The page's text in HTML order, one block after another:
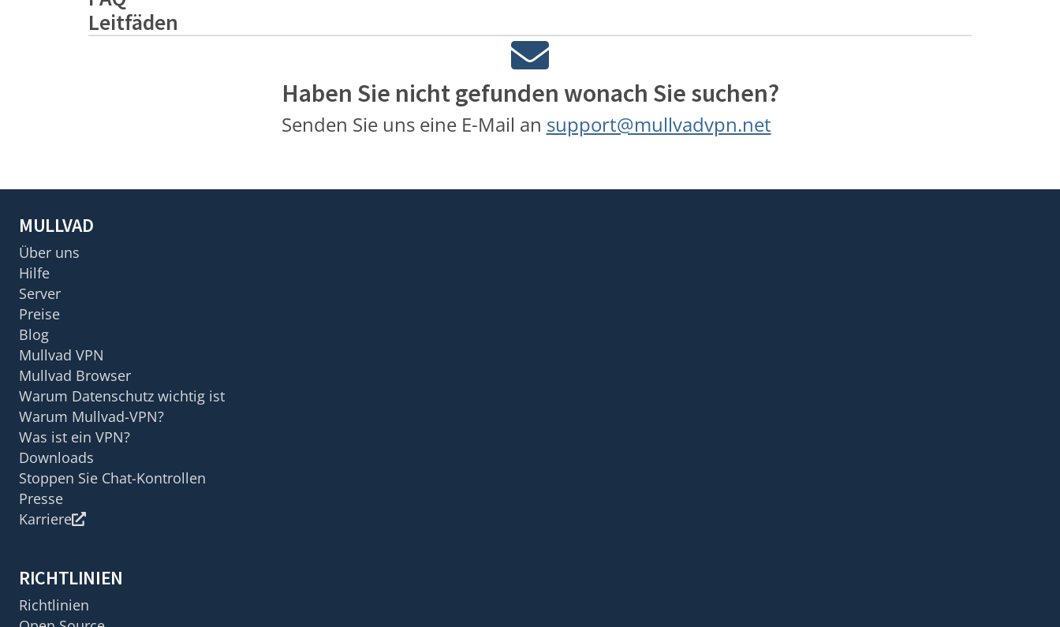
Leitfäden
Haben Sie nicht gefunden wonach Sie suchen?
Senden Sie uns eine E-Mail an support@mullvadvpn.net
MULLVAD
Über uns
Hilfe
Server
Preise
Blog
Mullvad VPN
Mullvad Browser
Warum Datenschutz wichtig ist
Warum Mullvad-VPN?
Was ist ein VPN?
Downloads
Stoppen Sie Chat-Kontrollen
Presse
Karriere
RICHTLINIEN
Richtlinien